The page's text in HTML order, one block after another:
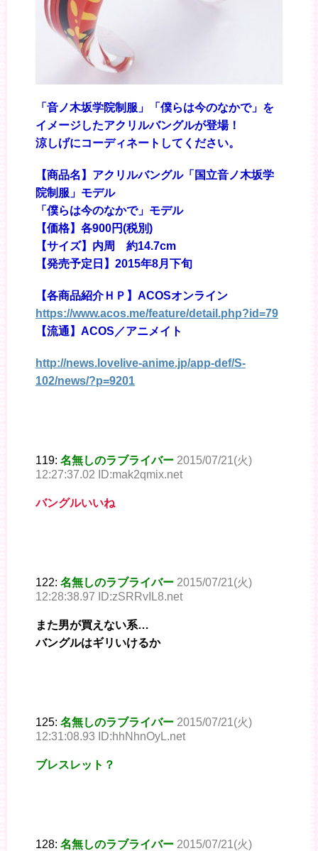
「音ノ木坂学院制服」「僕らは今のなかで」を
イメージしたアクリルバングルが登場！
涼しげにコーディネートしてください。
【商品名】アクリルバングル「国立音ノ木坂学
院制服」モデル
「僕らは今のなかで」モデル
【価格】各900円(税別)
【サイズ】内周 約14.7cm
【発売予定日】2015年8月下旬
【各商品紹介ＨＰ】ACOSオンライン
https://www.acos.me/feature/detail.php?id=79
【流通】ACOS／アニメイト
http://news.lovelive-anime.jp/app-def/S-
102/news/?p=9201
119: 名無しのラブライバー 2015/07/21(火)
12:27:37.02 ID:mak2qmix.net
バングルいいね
122: 名無しのラブライバー 2015/07/21(火)
12:28:38.97 ID:zSRRvIL8.net
また男が買えない系…
バングルはギリいけるか
125: 名無しのラブライバー 2015/07/21(火)
12:31:08.93 ID:hhNhnOyL.net
ブレスレット？
128: 名無しのラブライバー 2015/07/21(火)